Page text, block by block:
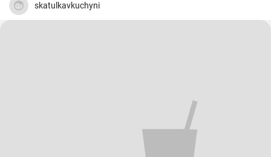
skatulkavkuchyni